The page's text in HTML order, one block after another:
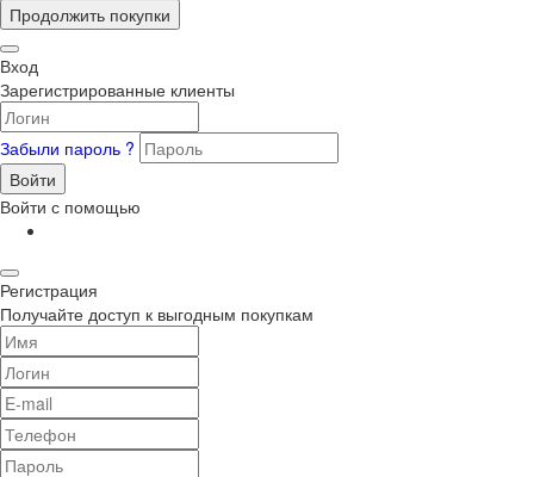
Продолжить покупки
Вход
Зарегистрированные клиенты
Забыли пароль ?
Войти
Войти с помощью
Регистрация
Получайте доступ к выгодным покупкам